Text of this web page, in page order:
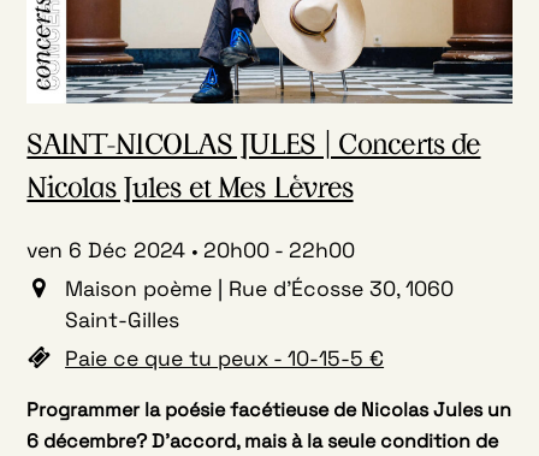
SAINT-NICOLAS JULES | Concerts de
Nicolas Jules et Mes Lèvres
ven 6 Déc 2024 20h00 - 22h00
Maison poème | Rue d'Écosse 30, 1060
Saint-Gilles
Paie ce que tu peux - 10-15-5 €
Programmer la poésie facétieuse de Nicolas Jules un
6 décembre? D’accord, mais à la seule condition de